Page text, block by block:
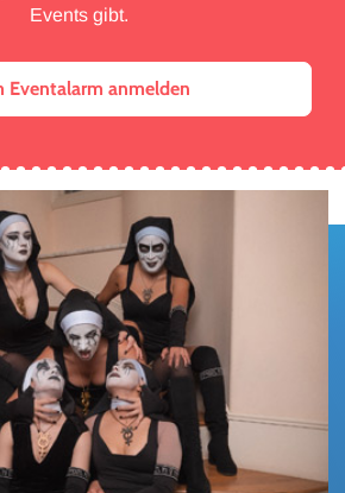
Events gibt.
Eventalarm anmelden